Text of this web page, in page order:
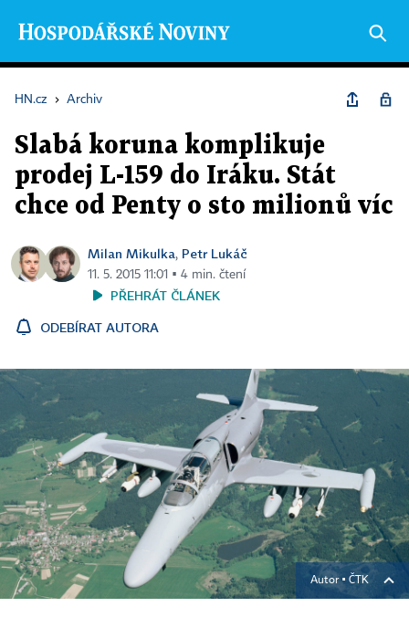
HN.cz › Archiv
Slabá koruna komplikuje
prodej L-159 do Iráku. Stát
chce od Penty o sto milionů víc
Milan Mikulka, Petr Lukáč
11. 5. 2015 11:01 ▪ 4 min. čtení
PŘEHRÁT ČLÁNEK
ODEBÍRAT AUTORA
Autor ▪ ČTK